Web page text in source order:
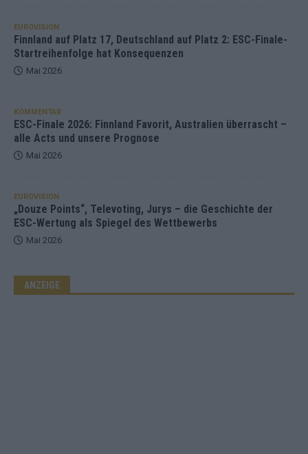
EUROVISION
Finnland auf Platz 17, Deutschland auf Platz 2: ESC-Finale-
Startreihenfolge hat Konsequenzen
Mai 2026
KOMMENTAR
ESC-Finale 2026: Finnland Favorit, Australien überrascht –
alle Acts und unsere Prognose
Mai 2026
EUROVISION
„Douze Points“, Televoting, Jurys – die Geschichte der
ESC-Wertung als Spiegel des Wettbewerbs
Mai 2026
ANZEIGE